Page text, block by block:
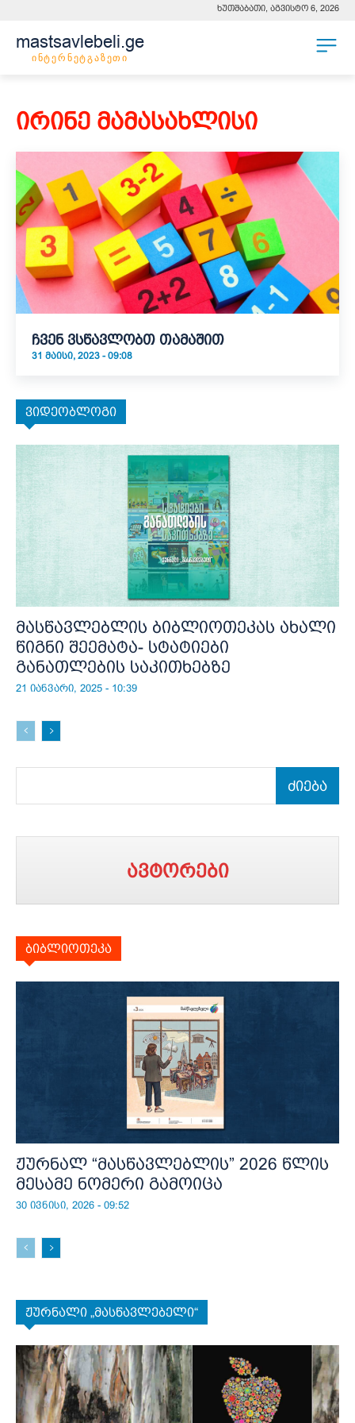
ხუთშაბათი, აგვისტო 6, 2026
mastsavlebeli.ge
ინტერნეტგაზეთი
ირინე მამასახლისი
ჩვენ ვსწავლობთ თამაშით
31 ᲛᲐᲘᲡᲘ, 2023 - 09:08
ვიდეობლოგი
მასწავლებლის ბიბლიოთეკას ახალი
წიგნი შეემატა- სტატიები
განათლების საკითხებზე
21 იანვარი, 2025 - 10:39
ძიება
ავტორები
ბიბლიოთეკა
ჟურნალ “მასწავლებლის” 2026 წლის
მესამე ნომერი გამოიცა
30 ივნისი, 2026 - 09:52
ჟურნალი „მასწავლებელი“